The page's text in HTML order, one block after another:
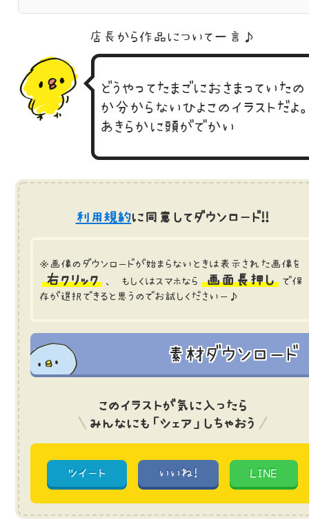
店長から作品に ついて一言♪
どうやってたまごにおさまっていたの
か分からないひよこのイラストだよ
あきらかに頭がでかい
利用規約に同意してダウンロード!!
※画像のダウンロードが始まらないときは表示された画像を
右クリック 、 もしくはスマホなら 画面長押し
で保
存が選択できると思うのでお試しくださいー♪
素材ダウンロード
このイラストが気に入ったら
みんなにも「シェア」しちゃおう
ツイート いいね! LINE